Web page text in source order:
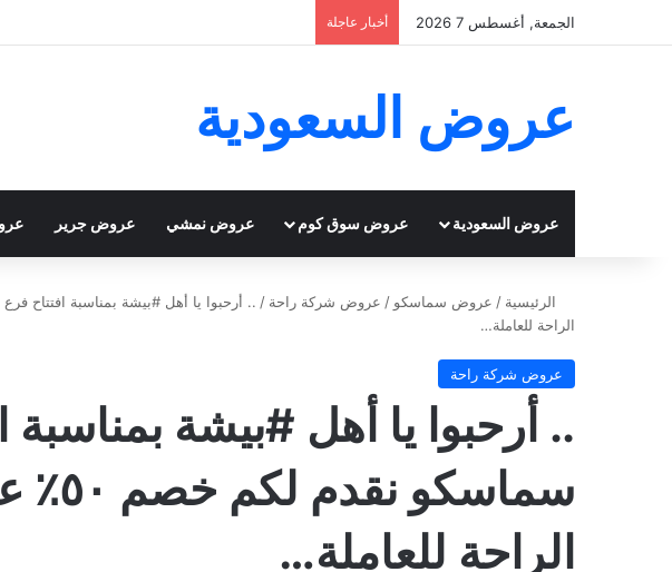
الجمعة, أغسطس 7 2026 أخبار عاجلة
عروض السعودية
عروض السعودية عروض سوق كوم عروض نمشي عروض جرير
الرئيسية / عروض سماسكو / عروض شركة راحة /
الراحة للعاملة…
عروض شركة راحة
.. أرحبوا يا أهل #بيشة بمناسبة
الراحة للعاملة…